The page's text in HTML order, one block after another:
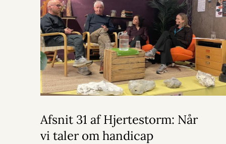
Afsnit 31 af Hjertestorm: Når
vi taler om handicap